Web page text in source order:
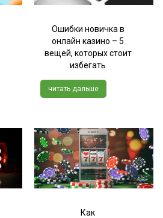
Ошибки новичка в
онлайн казино – 5
вещей, которых стоит
избегать
читать дальше
Как